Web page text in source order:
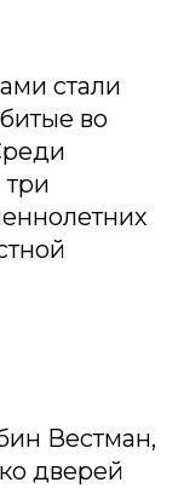
стали
во
Вестман,
дверей